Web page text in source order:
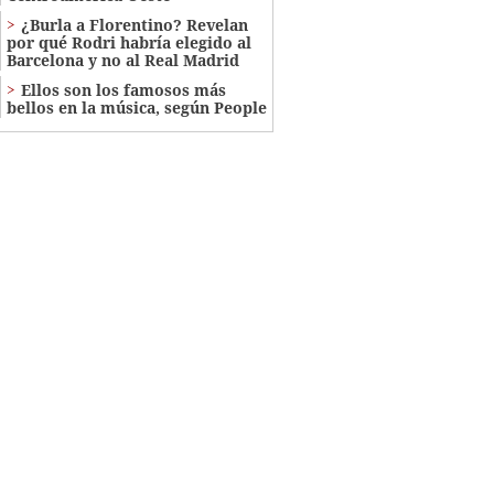
¿Burla a Florentino? Revelan
por qué Rodri habría elegido al
Barcelona y no al Real Madrid
Ellos son los famosos más
bellos en la música, según People